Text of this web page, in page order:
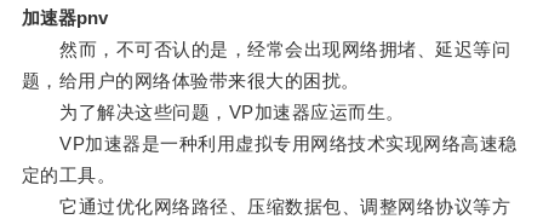
加速器pnv
然而，不可否认的是，经常会出现网络拥堵、延迟等问
题，给用户的网络体验带来很大的困扰。
为了解决这些问题，VP加速器应运而生。
VP加速器是一种利用虚拟专用网络技术实现网络高速稳
定的工具。
它通过优化网络路径、压缩数据包、调整网络协议等方